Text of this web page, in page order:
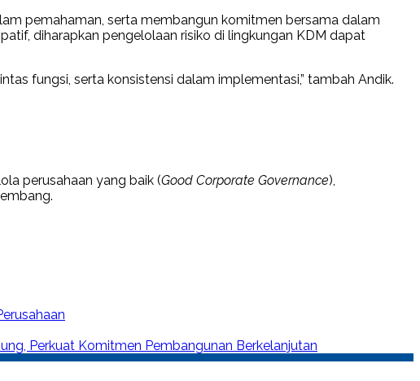
pemahaman, serta membangun komitmen bersama dalam
diharapkan pengelolaan risiko di lingkungan KDM dapat
fungsi, serta konsistensi dalam implementasi,” tambah Andik.
perusahaan yang baik (Good Corporate Governance),
Perkuat Komitmen Pembangunan Berkelanjutan